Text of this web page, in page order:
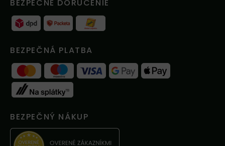
BEZPEČNÉ DORUČENIE
BEZPEČNÁ PLATBA
BEZPEČNÝ NÁKUP